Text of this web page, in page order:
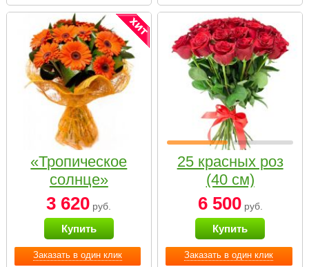
Заказать в один клик
«Тропическое
солнце»
3 620 руб.
Купить
Заказать в один клик
25 красных роз
(40 см)
6 500руб.
Купить